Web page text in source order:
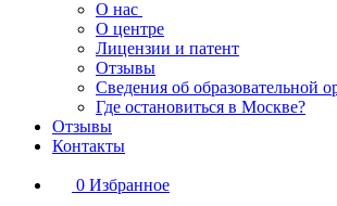
О нас
О центре
Лицензии и патент
Отзывы
Сведения об образовательной
Где остановиться в Москве?
Отзывы
Контакты
0 Избранное